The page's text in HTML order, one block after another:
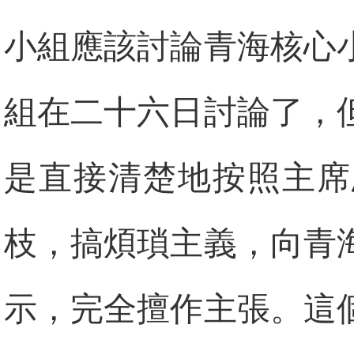
小組應該討論青海核心
組在二十六日討論了，
是直接清楚地按照主
枝，搞煩瑣主義，向青
示，完全擅作主張。這